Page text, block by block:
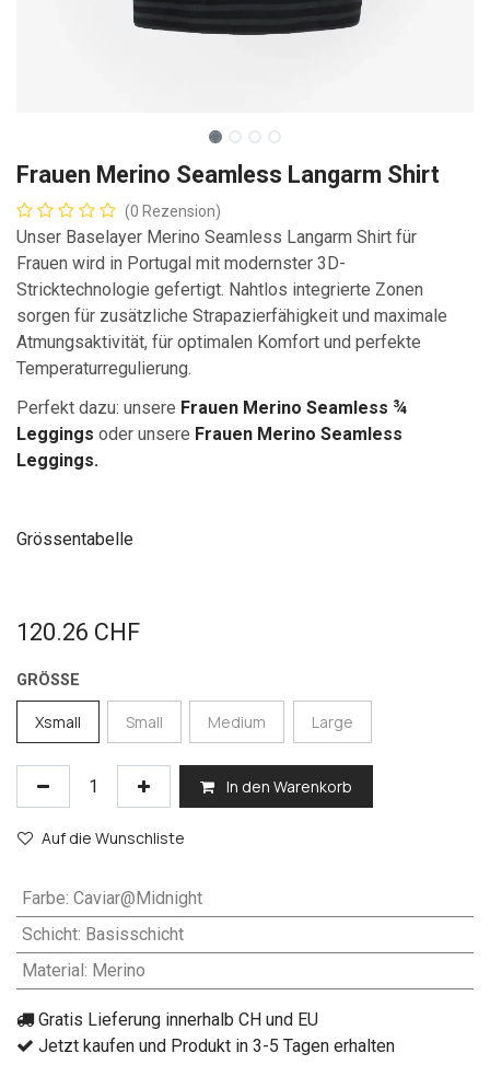
Frauen Merino Seamless Langarm Shirt
(0 Rezension)
Unser Baselayer Merino Seamless Langarm Shirt für
Frauen wird in Portugal mit modernster 3D-
Stricktechnologie gefertigt. Nahtlos integrierte Zonen
sorgen für zusätzliche Strapazierfähigkeit und maximale
Atmungsaktivität, für optimalen Komfort und perfekte
Temperaturregulierung.
Perfekt dazu: unsere Frauen Merino Seamless ¾
Leggings oder unsere Frauen Merino Seamless
Leggings.
Grössentabelle
120.26 CHF
GRÖSSE
Xsmall Small Medium Large
In den Warenkorb
Auf die Wunschliste
Farbe: Caviar@Midnight
Schicht: Basisschicht
Material : Merino
Gratis Lieferung innerhalb CH und EU
Jetzt kaufen und Produkt in 3-5 Tagen erhalten